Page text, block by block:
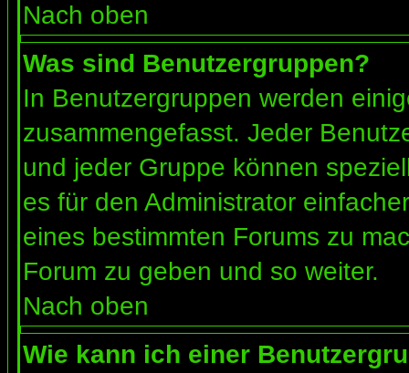
Nach oben
Was sind Benutzergruppen?
In Benutzergruppen werden
zusammengefasst. Jeder
und jeder Gruppe können
es für den Administrator
eines bestimmten Forums zu
Forum zu geben und so weiter.
Nach oben
Wie kann ich einer